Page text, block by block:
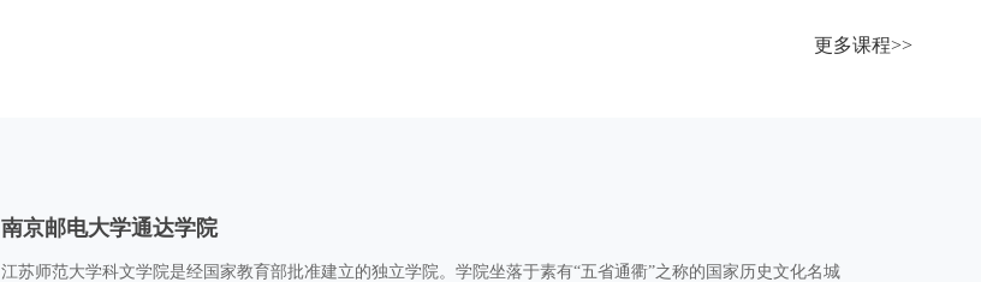
更多课程>>
南京邮电大学通达学院
江苏师范大学科文学院是经国家教育部批准建立的独立学院。学院坐落于素有“五省通衢”之称的国家历史文化名城